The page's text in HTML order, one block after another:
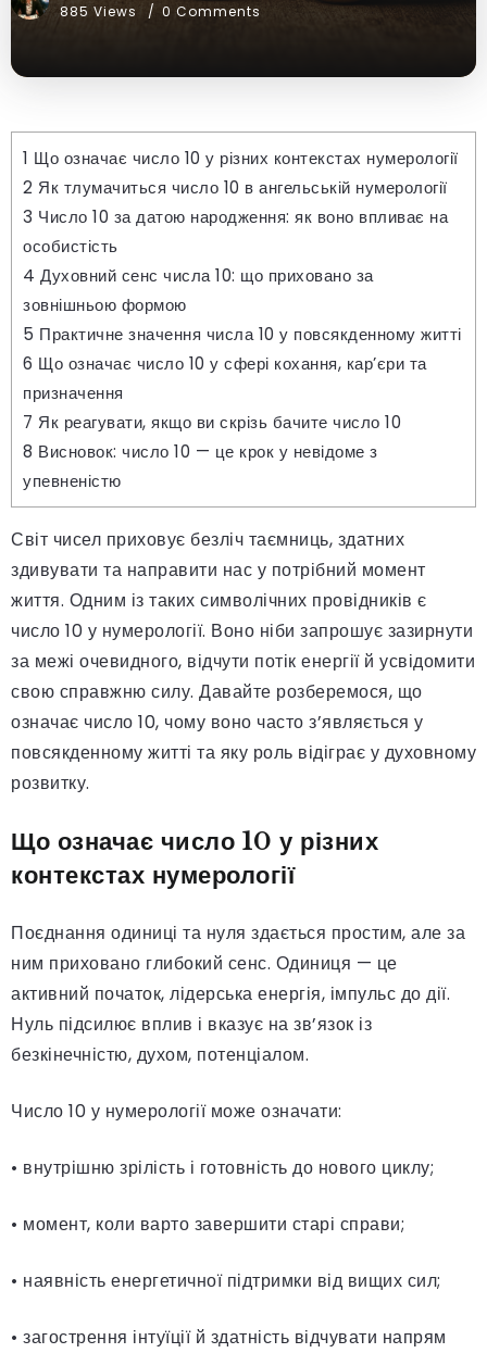
885 Views
0 Comments
1 Що означає число 10 у різних контекстах нумерології
2 Як тлумачиться число 10 в ангельській нумерології
3 Число 10 за датою народження: як воно впливає на
особистість
4 Духовний сенс числа 10: що приховано за
зовнішньою формою
5 Практичне значення числа 10 у повсякденному житті
6 Що означає число 10 у сфері кохання, кар’єри та
призначення
7 Як реагувати, якщо ви скрізь бачите число 10
8 Висновок: число 10 — це крок у невідоме з
упевненістю
Світ чисел приховує безліч таємниць, здатних
здивувати та направити нас у потрібний момент
життя. Одним із таких символічних провідників є
число 10 у нумерології. Воно ніби запрошує зазирнути
за межі очевидного, відчути потік енергії й усвідомити
свою справжню силу. Давайте розберемося, що
означає число 10, чому воно часто з’являється у
повсякденному житті та яку роль відіграє у духовному
розвитку.
Що означає число 10 у різних
контекстах нумерології
Поєднання одиниці та нуля здається простим, але за
ним приховано глибокий сенс. Одиниця — це
активний початок, лідерська енергія, імпульс до дії.
Нуль підсилює вплив і вказує на зв’язок із
безкінечністю, духом, потенціалом.
Число 10 у нумерології може означати:
• внутрішню зрілість і готовність до нового циклу;
• момент, коли варто завершити старі справи;
• наявність енергетичної підтримки від вищих сил;
• загострення інтуїції й здатність відчувати напрям